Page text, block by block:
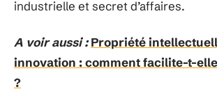
industrielle et secret d’affaires.
A voir aussi : Propriété
innovation : comment facilite-t-
?